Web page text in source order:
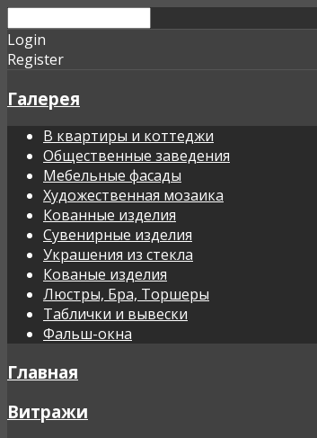
Login
Register
Галерея
В квартиры и коттеджи
Общественные заведения
Мебельные фасады
Художественная мозаика
Кованные изделия
Сувенирные изделия
Украшения из стекла
Кованые изделия
Люстры, Бра, Торшеры
Таблички и вывески
Фальш-окна
Главная
Витражи